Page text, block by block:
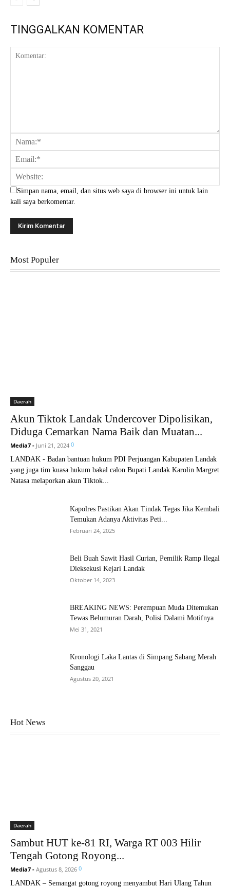
TINGGALKAN KOMENTAR
Simpan nama, email, dan situs web saya di browser ini untuk lain
kali saya berkomentar.
Most Populer
Daerah
Akun Tiktok Landak Undercover Dipolisikan,
Diduga Cemarkan Nama Baik dan Muatan...
Media7 - Juni 21, 2024 0
LANDAK - Badan bantuan hukum PDI Perjuangan Kabupaten Landak
yang juga tim kuasa hukum bakal calon Bupati Landak Karolin Margret
Natasa melaporkan akun Tiktok...
Kapolres Pastikan Akan Tindak Tegas Jika Kembali
Temukan Adanya Aktivitas Peti...
Februari 24, 2025
Beli Buah Sawit Hasil Curian, Pemilik Ramp Ilegal
Dieksekusi Kejari Landak
Oktober 14, 2023
BREAKING NEWS: Perempuan Muda Ditemukan
Tewas Belumuran Darah, Polisi Dalami Motifnya
Mei 31, 2021
Kronologi Laka Lantas di Simpang Sabang Merah
Sanggau
Agustus 20, 2021
Hot News
Daerah
Sambut HUT ke-81 RI, Warga RT 003 Hilir
Tengah Gotong Royong...
Media7 - Agustus 8, 2026 0
LANDAK – Semangat gotong royong menyambut Hari Ulang Tahun